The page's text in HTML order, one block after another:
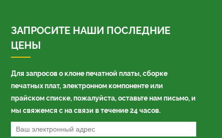
ЗАПРОСИТЕ НАШИ ПОСЛЕДНИЕ
ЦЕНЫ
Для запросов о клоне печатной платы, сборке
печатных плат, электронном компоненте или
прайском списке, пожалуйста, оставьте нам письмо, и
мы свяжемся с на связи в течение 24 часов.